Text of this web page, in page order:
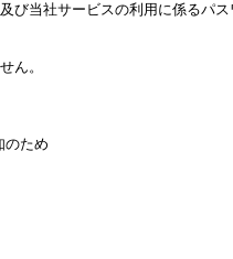
当社サービスの利用に係るパス
ん。
のため